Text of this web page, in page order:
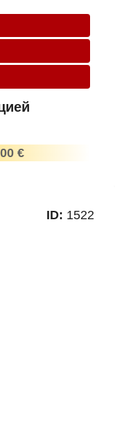
€
ID: 1522